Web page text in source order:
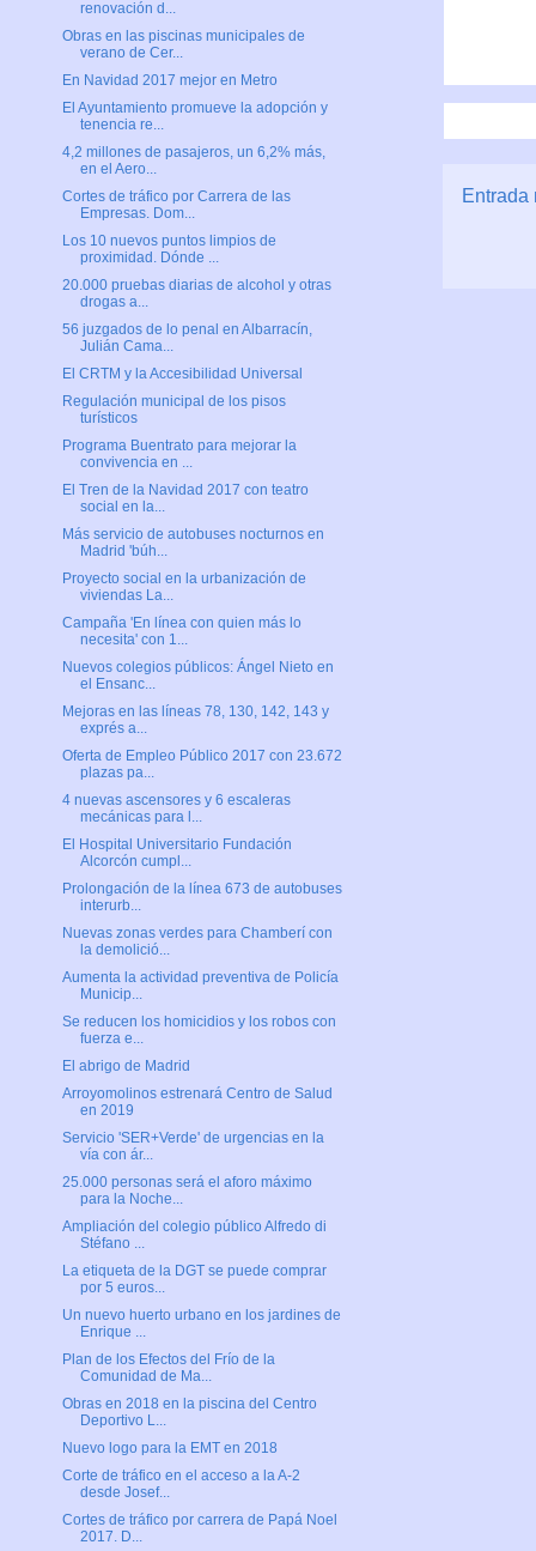
Entrada
renovación d...
Obras en las piscinas municipales de
verano de Cer...
En Navidad 2017 mejor en Metro
El Ayuntamiento promueve la adopción y
tenencia re...
4,2 millones de pasajeros, un 6,2% más,
en el Aero...
Cortes de tráfico por Carrera de las
Empresas. Dom...
Los 10 nuevos puntos limpios de
proximidad. Dónde ...
20.000 pruebas diarias de alcohol y otras
drogas a...
56 juzgados de lo penal en Albarracín,
Julián Cama...
El CRTM y la Accesibilidad Universal
Regulación municipal de los pisos
turísticos
Programa Buentrato para mejorar la
convivencia en ...
El Tren de la Navidad 2017 con teatro
social en la...
Más servicio de autobuses nocturnos en
Madrid 'búh...
Proyecto social en la urbanización de
viviendas La...
Campaña 'En línea con quien más lo
necesita' con 1...
Nuevos colegios públicos: Ángel Nieto en
el Ensanc...
Mejoras en las líneas 78, 130, 142, 143 y
exprés a...
Oferta de Empleo Público 2017 con 23.672
plazas pa...
4 nuevas ascensores y 6 escaleras
mecánicas para l...
El Hospital Universitario Fundación
Alcorcón cumpl...
Prolongación de la línea 673 de autobuses
interurb...
Nuevas zonas verdes para Chamberí con
la demolició...
Aumenta la actividad preventiva de Policía
Municip...
Se reducen los homicidios y los robos con
fuerza e...
El abrigo de Madrid
Arroyomolinos estrenará Centro de Salud
en 2019
Servicio 'SER+Verde' de urgencias en la
vía con ár...
25.000 personas será el aforo máximo
para la Noche...
Ampliación del colegio público Alfredo di
Stéfano ...
La etiqueta de la DGT se puede comprar
por 5 euros...
Un nuevo huerto urbano en los jardines de
Enrique ...
Plan de los Efectos del Frío de la
Comunidad de Ma...
Obras en 2018 en la piscina del Centro
Deportivo L...
Nuevo logo para la EMT en 2018
Corte de tráfico en el acceso a la A-2
desde Josef...
Cortes de tráfico por carrera de Papá Noel
2017. D...